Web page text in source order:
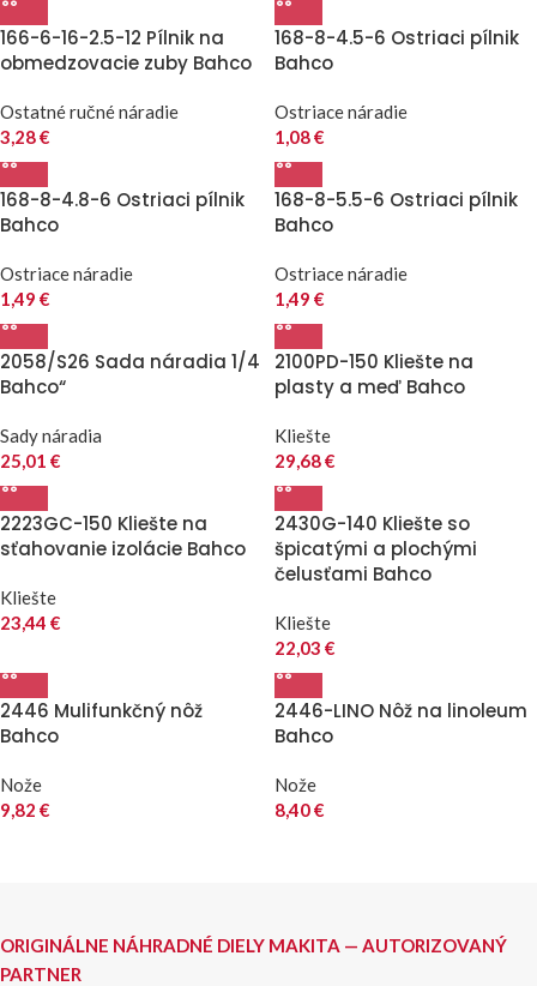
166-6-16-2.5-12 Pílnik na
obmedzovacie zuby Bahco
Ostatné ručné náradie
3,28€
168-8-4.5-6 Ostriaci pílnik
Bahco
Ostriace náradie
1,08€
168-8-4.8-6 Ostriaci pílnik
Bahco
Ostriace náradie
1,49 €
168-8-5.5-6 Ostriaci pílnik
Bahco
Ostriace náradie
1,49 €
2058/S26 Sada náradia 1/4
Bahco“
Sady náradia
25,01 €
2100PD-150 Kliešte na
plasty a meď Bahco
Kliešte
29,68€
2223GC-150 Kliešte na
sťahovanie izolácie Bahco
Kliešte
23,44 €
2430G-140 Kliešte so
špicatými a plochými
čelusťami Bahco
Kliešte
22,03 €
2446 Mulifunkčný nôž
Bahco
Nože
9,82 €
2446-LINO Nôž na linoleum
Bahco
Nože
8,40€
ORIGINÁLNE NÁHRADNÉ DIELY MAKITA — AUTORIZOVANÝ
PARTNER